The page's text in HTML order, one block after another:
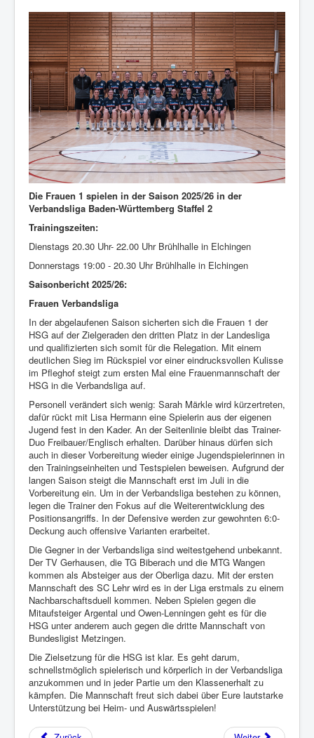
Die Frauen 1 spielen in der Saison 2025/26 in der
Verbandsliga Baden-Württemberg Staffel 2
Trainingszeiten:
Dienstags 20.30 Uhr- 22.00 Uhr Brühlhalle in Elchingen
Donnerstags 19:00 - 20.30 Uhr Brühlhalle in Elchingen
Saisonbericht 2025/26:
Frauen Verbandsliga
In der abgelaufenen Saison sicherten sich die Frauen 1 der
HSG auf der Zielgeraden den dritten Platz in der Landesliga
und qualifizierten sich somit für die Relegation. Mit einem
deutlichen Sieg im Rückspiel vor einer eindrucksvollen Kulisse
im Pfleghof steigt zum ersten Mal eine Frauenmannschaft der
HSG in die Verbandsliga auf.
Personell verändert sich wenig: Sarah Märkle wird kürzertreten,
dafür rückt mit Lisa Hermann eine Spielerin aus der eigenen
Jugend fest in den Kader. An der Seitenlinie bleibt das Trainer-
Duo Freibauer/Englisch erhalten. Darüber hinaus dürfen sich
auch in dieser Vorbereitung wieder einige Jugendspielerinnen in
den Trainingseinheiten und Testspielen beweisen. Aufgrund der
langen Saison steigt die Mannschaft erst im Juli in die
Vorbereitung ein. Um in der Verbandsliga bestehen zu können,
legen die Trainer den Fokus auf die Weiterentwicklung des
Positionsangriffs. In der Defensive werden zur gewohnten 6:0-
Deckung auch offensive Varianten erarbeitet.
Die Gegner in der Verbandsliga sind weitestgehend unbekannt.
Der TV Gerhausen, die TG Biberach und die MTG Wangen
kommen als Absteiger aus der Oberliga dazu. Mit der ersten
Mannschaft des SC Lehr wird es in der Liga erstmals zu einem
Nachbarschaftsduell kommen. Neben Spielen gegen die
Mitaufsteiger Argental und Owen-Lenningen geht es für die
HSG unter anderem auch gegen die dritte Mannschaft von
Bundesligist Metzingen.
Die Zielsetzung für die HSG ist klar. Es geht darum,
schnellstmöglich spielerisch und körperlich in der Verbandsliga
anzukommen und in jeder Partie um den Klassenerhalt zu
kämpfen. Die Mannschaft freut sich dabei über Eure lautstarke
Unterstützung bei Heim- und Auswärtsspielen!